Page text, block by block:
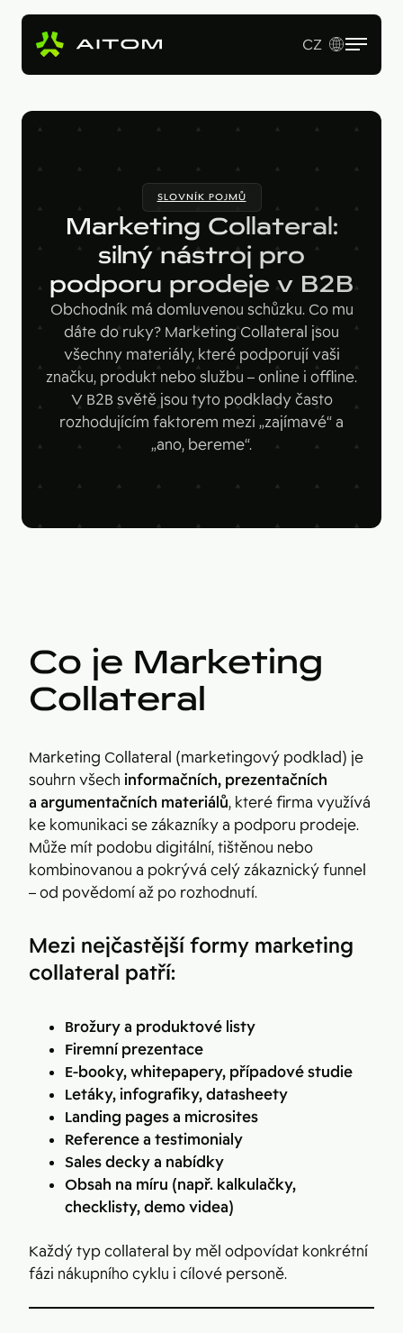
Vstupní studie
Tvorba webu a online aplikací
B2B marketing
AI Copy & SEO Booster
Soutěžní portál
Kariérní web
Pro koho
B2B firmy
Velké značky
Startupy
Technologie
Hotjar
Ahrefs
Google Looker Studio
Figma
Collabim
Pipedrive
Naše práce
O nás
Blog
Kontakt
EN
CZ
SLOVNÍK POJMŮ
Marketing Collateral:
silný nástroj pro
podporu prodeje v B2B
Obchodník má domluvenou schůzku. Co mu
dáte do ruky? Marketing Collateral jsou
všechny materiály, které podporují vaši
značku, produkt nebo službu – online i offline.
V B2B světě jsou tyto podklady často
rozhodujícím faktorem mezi „zajímavé“ a
„ano, bereme“.
Co je Marketing
Collateral
Marketing Collateral (marketingový podklad) je
souhrn všech informačních, prezentačních
a argumentačních materiálů, které firma využívá
ke komunikaci se zákazníky a podporu prodeje.
Může mít podobu digitální, tištěnou nebo
kombinovanou a pokrývá celý zákaznický funnel
– od povědomí až po rozhodnutí.
Mezi nejčastější formy marketing
collateral patří:
Brožury a produktové listy
Firemní prezentace
E-booky, whitepapery, případové studie
Letáky, infografiky, datasheety
Landing pages a microsites
Reference a testimonialy
Sales decky a nabídky
Obsah na míru (např. kalkulačky,
checklisty, demo videa)
Každý typ collateral by měl odpovídat konkrétní
fázi nákupního cyklu i cílové personě.